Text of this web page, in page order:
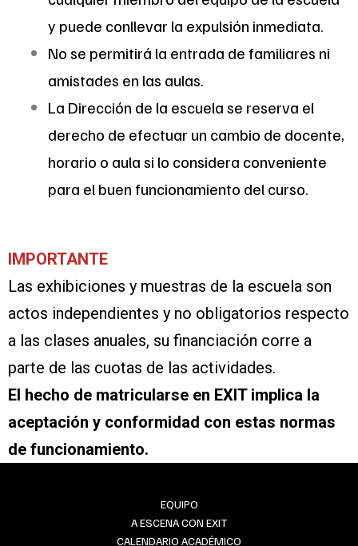
y puede conllevar la expulsión inmediata.
No se permitirá la entrada de familiares ni
amistades en las aulas.
La Dirección de la escuela se reserva el
derecho de efectuar un cambio de docente,
horario o aula si lo considera conveniente
para el buen funcionamiento del curso.
IMPORTANTE
Las exhibiciones y muestras de la escuela son
actos independientes y no obligatorios respecto
a las clases anuales, su financiación corre a
parte de las cuotas de las actividades.
El hecho de matricularse en EXIT implica la
aceptación y conformidad con estas normas
de funcionamiento.
EQUIPO
A ESCENA CON EXIT
CALENDARIO ACADÉMICO